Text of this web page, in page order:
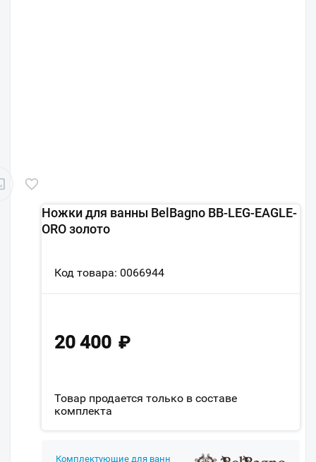
Ножки для ванны BelBagno BB-LEG-EAGLE-
ORO золото
Код товара: 0066944
20 400 ₽
Товар продается только в составе
комплекта
Комплектующие для ванн